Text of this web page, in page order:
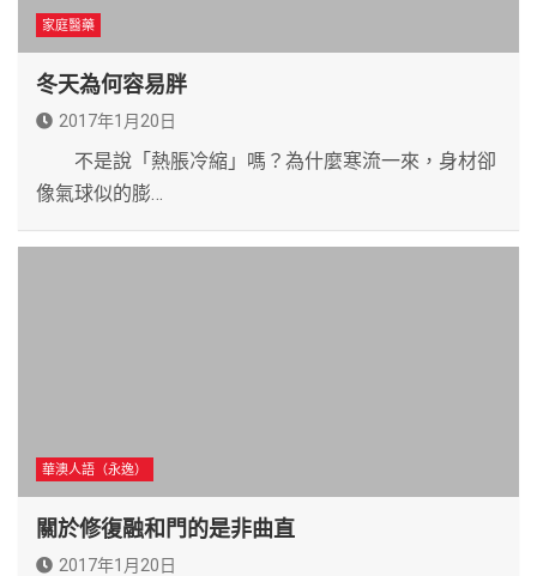
家庭醫藥
冬天為何容易胖
2017年1月20日
不是說「熱脹冷縮」嗎？為什麼寒流一來，身材卻
像氣球似的膨…
華澳人語（永逸）
關於修復融和門的是非曲直
2017年1月20日